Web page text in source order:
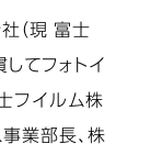
（現 富士
てフォトイ
フイルム株
業部長、株